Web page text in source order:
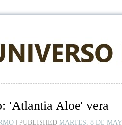
'Atlantia Aloe' vera
PUBLISHED MARTES, 8 DE